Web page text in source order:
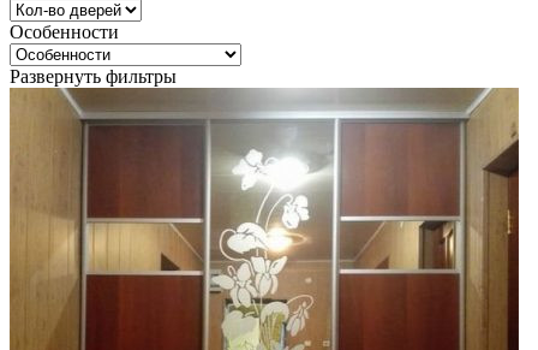
Особенности
Развернуть фильтры